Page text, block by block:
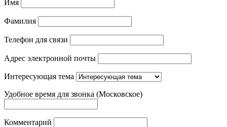
Имя
Фамилия
Телефон для связи
Адрес электронной почты
Интересующая тема
Удобное время для звонка (Московское)
Комментарий